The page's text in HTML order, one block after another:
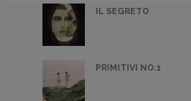
IL SEGRETO
PRIMITIVI NO.1